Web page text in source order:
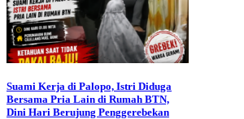
Suami Kerja di Palopo, Istri Diduga
Bersama Pria Lain di Rumah BTN,
Dini Hari Berujung Penggerebekan